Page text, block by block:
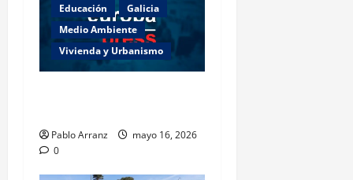
Educación
Galicia
Medio Ambiente
Vivienda y Urbanismo
Pablo Arranz
mayo 16, 2026
0